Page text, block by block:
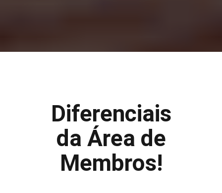
Diferenciais
da Área de
Membros!